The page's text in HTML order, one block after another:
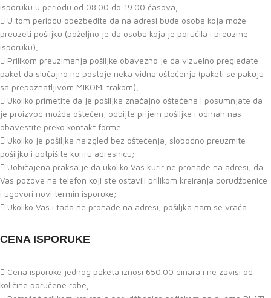
isporuku u periodu od 08.00 do 19.00 časova;
U tom periodu obezbedite da na adresi bude osoba koja može
preuzeti pošiljku (poželjno je da osoba koja je poručila i preuzme
isporuku);
Prilikom preuzimanja pošiljke obavezno je da vizuelno pregledate
paket da slučajno ne postoje neka vidna oštećenja (paketi se pakuju
sa prepoznatljivom MIKOMI trakom);
Ukoliko primetite da je pošiljka značajno oštećena i posumnjate da
je proizvod možda oštećen, odbijte prijem pošiljke i odmah nas
obavestite preko kontakt forme.
Ukoliko je pošiljka naizgled bez oštećenja, slobodno preuzmite
pošiljku i potpišite kuriru adresnicu;
Uobičajena praksa je da ukoliko Vas kurir ne pronađe na adresi, da
Vas pozove na telefon koji ste ostavili prilikom kreiranja porudžbenice
i ugovori novi termin isporuke;
Ukoliko Vas i tada ne pronađe na adresi, pošiljka nam se vraća.
CENA ISPORUKE
Cena isporuke jednog paketa iznosi 650.00 dinara i ne zavisi od
količine poručene robe;